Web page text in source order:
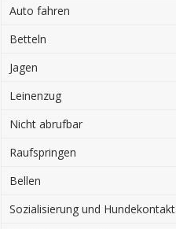
Auto fahren
Betteln
Jagen
Leinenzug
Nicht abrufbar
Raufspringen
Bellen
Sozialisierung und Hundekontakt